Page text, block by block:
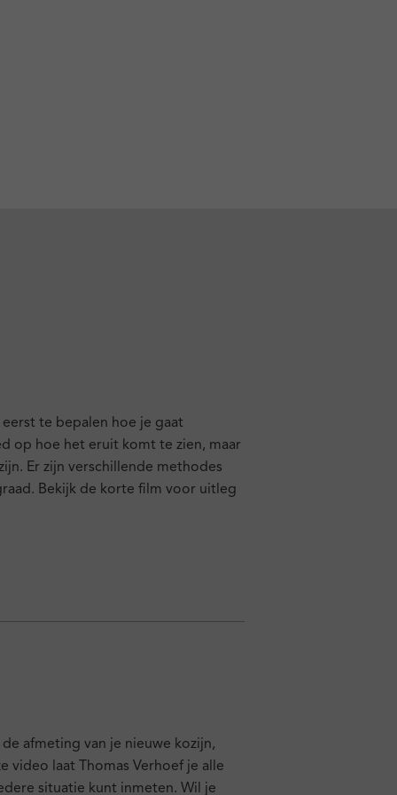
te bepalen hoe je gaat
op hoe het eruit komt te zien, maar
Er zijn verschillende methodes
Bekijk de korte film voor uitleg
afmeting van je nieuwe kozijn,
video laat Thomas Verhoef je alle
situatie kunt inmeten. Wil je